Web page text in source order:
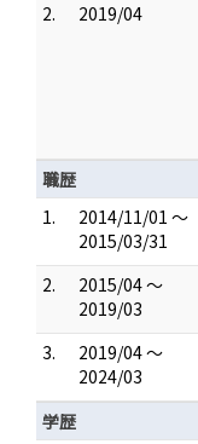
2.
2019/04
職歴
1.
2014/11/01 ～
2015/03/31
2.
2015/04 ～
2019/03
3.
2019/04 ～
2024/03
学歴